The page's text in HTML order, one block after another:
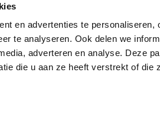
en advertenties te
te analyseren. Ook delen we
adverteren en analyse. Deze
die u aan ze heeft verstrekt of die